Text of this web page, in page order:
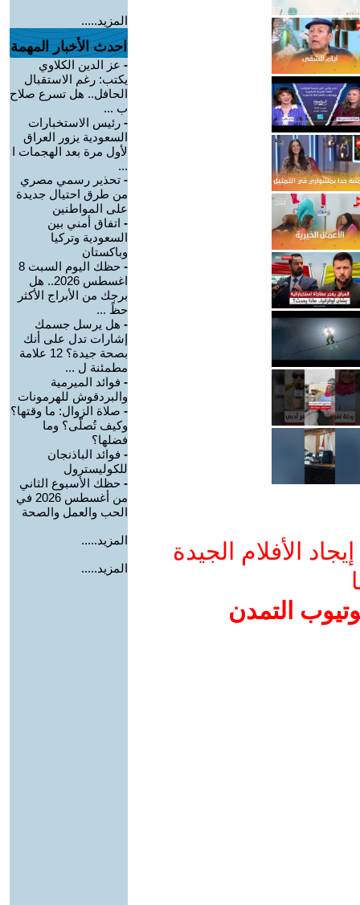
الأفلام الجيدة
التمدن
المزيد.....
احدث الأخبار المهمة
- عز الدين الكلاوي
يكتب: رغم الاستقبال
الحافل.. هل تسرع صلاح
ب ...
- رئيس الاستخبارات
السعودية يزور العراق
لأول مرة بعد الهجمات ا
...
- تحذير رسمي مصري
من طرق احتيال جديدة
على المواطنين
- اتفاق أمني بين
السعودية وتركيا
وباكستان
-
حظك اليوم السبت 8
اغسطس 2026.. هل
برجك من الأبراج الأكثر
حظً ...
- هل يرسل جسمك
إشارات تدل على أنك
بصحة جيدة؟ 12 علامة
مطمئنة ل ...
- فوائد الميرمية
والبردقوش للهرمونات
- صلاة الزوال: ما وقتها؟
وكيف تُصلّى؟ وما
فضلها؟
- فوائد الباذنجان
للكوليسترول
- حظك الأسبوع الثاني
من أغسطس 2026 في
الحب والعمل والصحة
المزيد.....
المزيد.....